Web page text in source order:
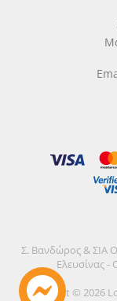
Σ. Βανδώρος & ΣΙΑ
Ελευσίνας
Copyright © 2026